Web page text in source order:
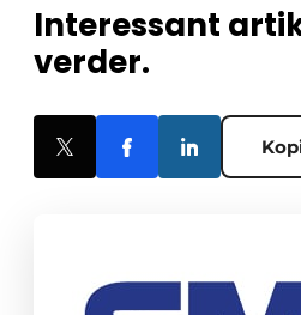
Interessant
verder.